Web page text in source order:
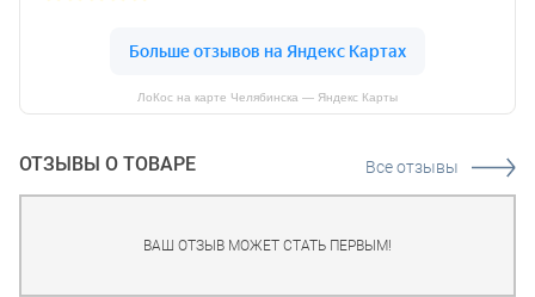
ЛоКос на карте Челябинска — Яндекс Карты
ОТЗЫВЫ О ТОВАРЕ Все отзывы
ВАШ ОТЗЫВ МОЖЕТ СТАТЬ ПЕРВЫМ!